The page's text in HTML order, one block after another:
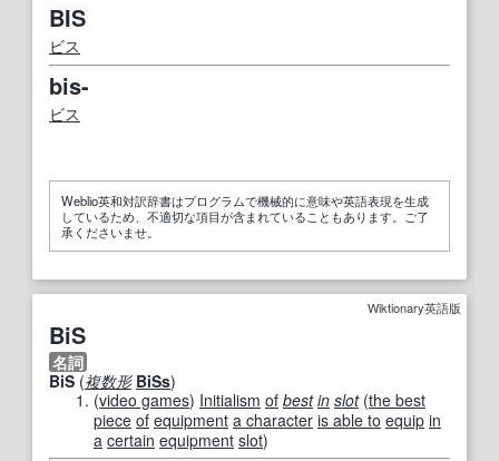
BIS
ビス
bis-
ビス
Weblio英和対訳辞書はプログラムで機械的に意味や英語表現を生成
しているため、不適切な項目が含まれていることもあります。ご了
承くださいませ。
Wiktionary英語版
BiS
名詞
BiS (複数形 BiSs)
(video games) Initialism of best in slot (the best
piece of equipment a character is able to equip in
a certain equipment slot)